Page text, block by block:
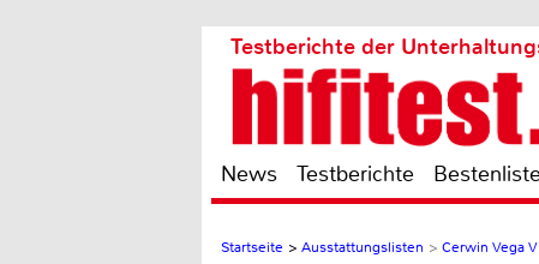
Testberichte der
News Testberichte Bestenliste
Startseite > Ausstattungslisten > Cerwin Vega